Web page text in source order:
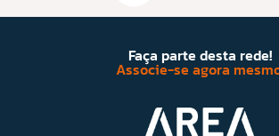
Faça parte desta rede!
Associe-se agora